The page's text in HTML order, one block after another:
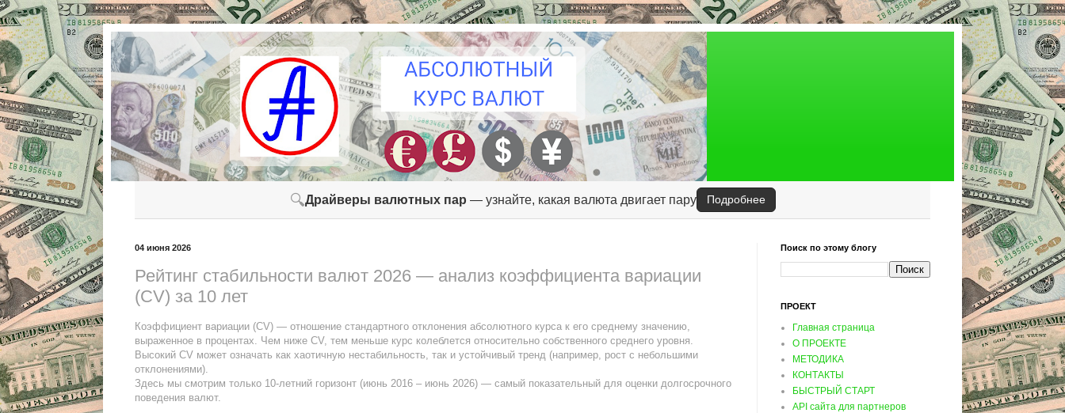
🔍Драйверы валютных пар — узнайте, какая валюта двигает пару Подробнее
04 июня 2026
Рейтинг стабильности валют 2026 — анализ коэффициента вариации
(CV) за 10 лет
Коэффициент вариации (CV) — отношение стандартного отклонения абсолютного курса к его среднему значению,
выраженное в процентах. Чем ниже CV, тем меньше курс колеблется относительно собственного среднего уровня.
Высокий CV может означать как хаотичную нестабильность, так и устойчивый тренд (например, рост с небольшими
отклонениями).
Здесь мы смотрим только 10-летний горизонт (июнь 2016 – июнь 2026) — самый показательный для оценки долгосрочного
поведения валют.
Поиск по этому блогу
ПРОЕКТ
Главная страница
О ПРОЕКТЕ
МЕТОДИКА
КОНТАКТЫ
БЫСТРЫЙ СТАРТ
API сайта для партнеров